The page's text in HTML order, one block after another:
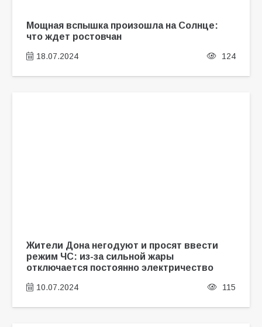
Мощная вспышка произошла на Солнце:
что ждет ростовчан
18.07.2024 124
Жители Дона негодуют и просят ввести
режим ЧС: из-за сильной жары
отключается постоянно электричество
10.07.2024 115